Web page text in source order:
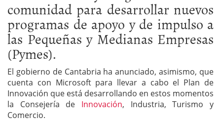
comunidad para desarrollar nuevos
programas de apoyo y de impulso a
las Pequeñas y Medianas Empresas
(Pymes).
El gobierno de Cantabria ha anunciado, asimismo, que
cuenta con Microsoft para llevar a cabo el Plan de
Innovación que está desarrollando en estos momentos
la Consejería de Innovación, Industria, Turismo y
Comercio.